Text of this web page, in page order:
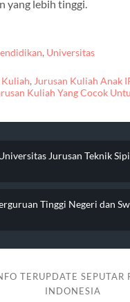
yang lebih tinggi.
, Universitas
Kuliah, Jurusan Kuliah Anak
Kuliah Yang Cocok
Jurusan Teknik
Tinggi Negeri dan
TERUPDATE
INDONESIA